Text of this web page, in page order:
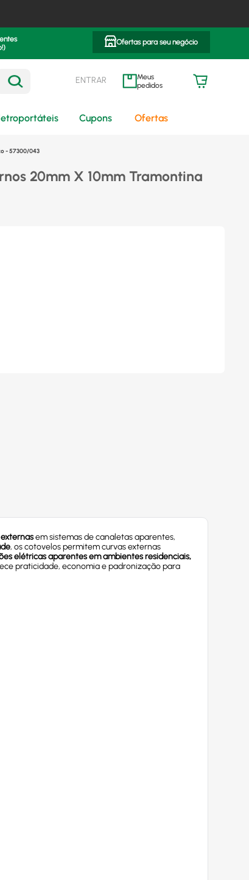
Ofertas para seu negócio
ENTRAR meus pedidos
Cupons Ofertas
- 57300/043
20mm X 10mm Tramontina
em sistemas de canaletas aparentes,
, os cotovelos permitem curvas externas
elétricas aparentes em ambientes residenciais,
praticidade, economia e padronização para